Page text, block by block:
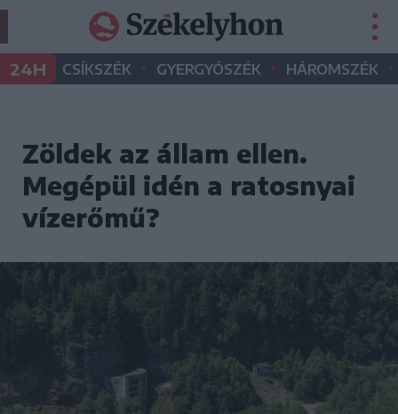
24H CSÍKSZÉK • GYERGYÓSZÉK • HÁROMSZÉK •
Zöldek az állam ellen.
Megépül idén a ratosnyai
vízerőmű?